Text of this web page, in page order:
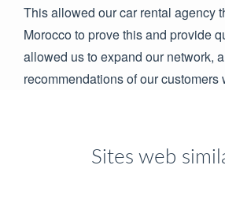
This allowed our car rental agency
Morocco to prove this and provide
allowed us to expand our network,
recommendations of our customers
Sites web